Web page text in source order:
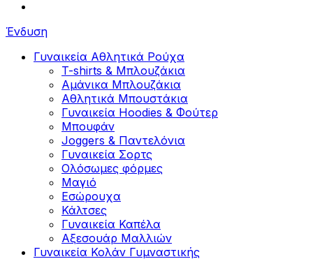
Ένδυση
Γυναικεία Αθλητικά Ρούχα
T-shirts & Μπλουζάκια
Αμάνικα Μπλουζάκια
Aθλητικά Μπουστάκια
Γυναικεία Hoodies & Φούτερ
Μπουφάν
Joggers & Παντελόνια
Γυναικεία Σορτς
Ολόσωμες φόρμες
Μαγιό
Εσώρουχα
Κάλτσες
Γυναικεία Καπέλα
Αξεσουάρ Μαλλιών
Γυναικεία Κολάν Γυμναστικής